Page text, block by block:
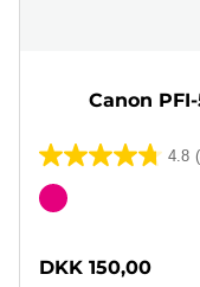
Canon
4.8
4.8
ud
stjerner.
Farvepatron
DKK 150,00